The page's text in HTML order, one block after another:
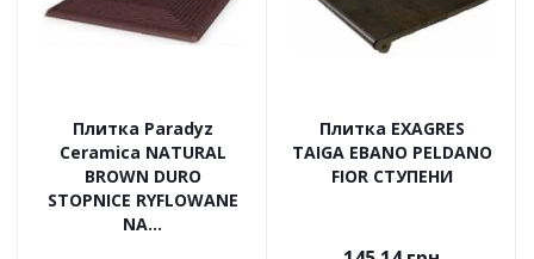
Плитка Paradyz
Ceramica NATURAL
BROWN DURO
STOPNICE RYFLOWANE
NA...
Плитка EXAGRES
TAIGA EBANO PELDANO
FIOR СТУПЕНИ